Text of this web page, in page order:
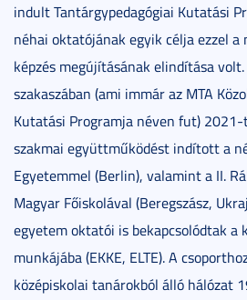
indult Tantárgypedagógiai Kutatási
néhai oktatójának egyik célja ezzel
képzés megújításának elindítása
szakaszában (ami immár az MTA
Kutatási Programja néven fut) 2021-
szakmai együttműködést indított a
Egyetemmel (Berlin), valamint a II.
Magyar Főiskolával (Beregszász,
egyetem oktatói is bekapcsolódtak a
munkájába (EKKE, ELTE). A
középiskolai tanárokból álló hálózat